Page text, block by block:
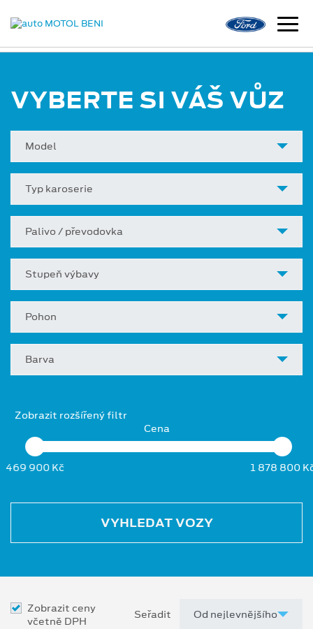
VYBERTE SI VÁŠ VŮZ
Model
Typ karoserie
Palivo / převodovka
Stupeň výbavy
Pohon
Barva
Zobrazit rozšířený filtr
Cena
469 900 Kč 1 878 800
VYHLEDAT VOZY
Zobrazit ceny
včetně DPH
Seřadit